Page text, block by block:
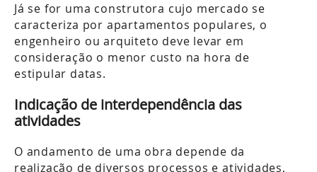
Já se for uma construtora cujo mercado se
caracteriza por apartamentos populares, o
engenheiro ou arquiteto deve levar em
consideração o menor custo na hora de
estipular datas.
Indicação de interdependência das
atividades
O andamento de uma obra depende da
realização de diversos processos e atividades,